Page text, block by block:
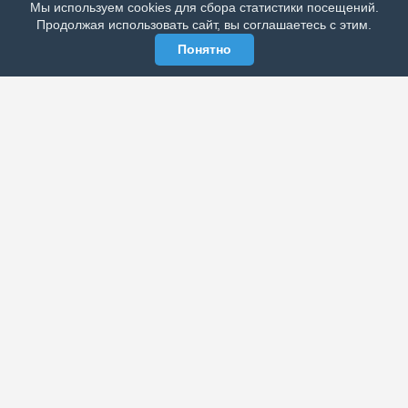
МЫ В СОЦСЕТЯХ
Мы используем cookies для сбора статистики посещений.
Продолжая использовать сайт, вы соглашаетесь с этим.
Понятно